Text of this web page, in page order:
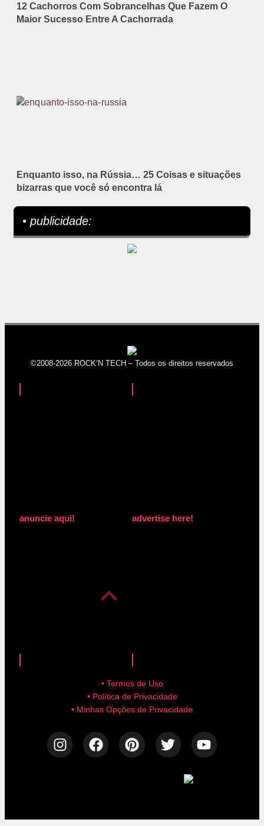
12 Cachorros Com Sobrancelhas Que Fazem O
Maior Sucesso Entre A Cachorrada
Enquanto isso, na Rússia… 25 Coisas e situações
bizarras que você só encontra lá
• publicidade:
©2008-2026 ROCK’N TECH – Todos os direitos reservados
anuncie aqui! advertise here!
• Termos de Uso
• Política de Privacidade
• Minhas Opções de Privacidade